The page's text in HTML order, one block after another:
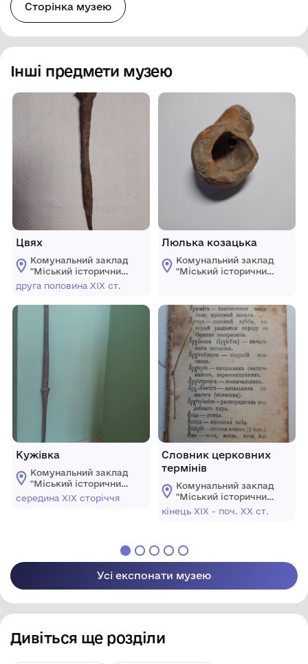
Сторінка музею
Інші предмети музею
Цвях
Комунальний заклад
"Mіський історичний
музей" Жмеринської
друга половина ХІХ ст.
Кужівка
Комунальний заклад
"Mіський історичний
музей" Жмеринської
міської ради
середина ХІХ сторіччя
Люлька козацька
Комунальний заклад
"Mіський історичний
Словник церковних
термінів
Комунальний заклад
"Mіський історичний
музей" Жмеринської
міської ради
кінець ХІХ - поч. ХХ ст.
Усі експонати музею
Дивіться ще розділи